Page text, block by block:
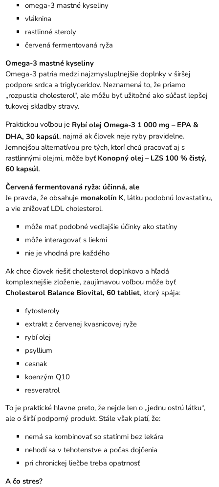
omega-3 mastné kyseliny
vláknina
rastlinné steroly
červená fermentovaná ryža
Omega-3 mastné kyseliny
Omega-3 patria medzi najzmysluplnejšie doplnky v širšej
podpore srdca a triglyceridov. Neznamená to, že priamo
„rozpustia cholesterol“, ale môžu byť užitočné ako súčasť lepšej
tukovej skladby stravy.
Praktickou voľbou je Rybí olej Omega-3 1 000 mg – EPA &
DHA, 30 kapsúl, najmä ak človek neje ryby pravidelne.
Jemnejšou alternatívou pre tých, ktorí chcú pracovať aj s
rastlinnými olejmi, môže byť Konopný olej – LZS 100 % čistý,
60 kapsúl.
Červená fermentovaná ryža: účinná, ale
Je pravda, že obsahuje monakolín K, látku podobnú lovastatínu,
a vie znižovať LDL cholesterol.
môže mať podobné vedľajšie účinky ako statíny
môže interagovať s liekmi
nie je vhodná pre každého
Ak chce človek riešiť cholesterol doplnkovo a hľadá
komplexnejšie zloženie, zaujímavou voľbou môže byť
Cholesterol Balance Biovital, 60 tabliet, ktorý spája:
fytosteroly
extrakt z červenej kvasnicovej ryže
rybí olej
psyllium
cesnak
koenzým Q10
resveratrol
To je praktické hlavne preto, že nejde len o „jednu ostrú látku“,
ale o širší podporný produkt. Stále však platí, že:
nemá sa kombinovať so statínmi bez lekára
nehodí sa v tehotenstve a počas dojčenia
pri chronickej liečbe treba opatrnosť
A čo stres?